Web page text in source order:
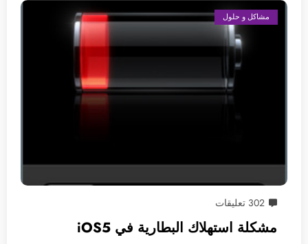
مشاكل و حلول
302 تعليقات
مشكلة استهلاك البطارية في iOS5